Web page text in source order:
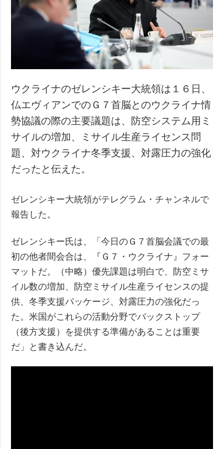
ウクライナのゼレンシキー大統領は１６日、
仏エヴィアンでのＧ７首脳とのウクライナ情
勢協議の際の主要議題は、防空システム用ミ
サイルの増加、ミサイル生産ライセンス問
題、対ウクライナ冬季支援、対露圧力の強化
だったと伝えた。
ゼレンシキー大統領がテレグラム・チャンネルで
報告した。
ゼレンシキー氏は、「今日のＧ７首脳会議での最
初の他者間会合は、『Ｇ７・ウクライナ』フォー
マットだ。（中略）優先課題は明白で、防空ミサ
イル数の増加、防空ミサイル生産ライセンスの提
供、冬季支援パッケージ、対露圧力の強化だっ
た。米国がこれらの活動分野でバックストップ
（後方支援）を提供する準備があることは重要
だ」と書き込んだ。